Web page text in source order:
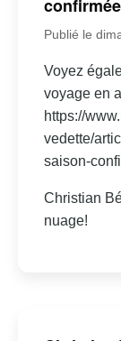
Publié le
Voyez
voyage en
https://
vedette/
saison-
Christian
nuage!